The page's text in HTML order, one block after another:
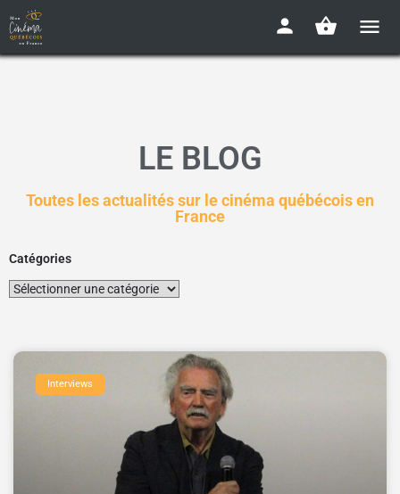
LE BLOG
Toutes les actualités sur le cinéma québécois en
France
Catégories
Interviews